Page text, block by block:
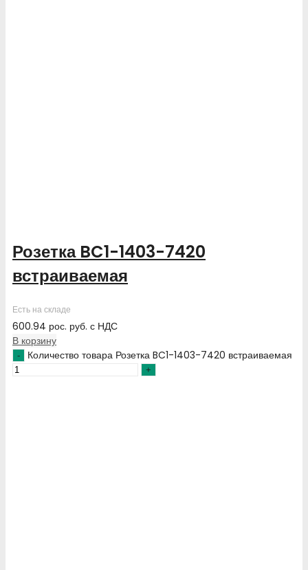
Розетка BC1-1403-7420
встраиваемая
Есть на складе
600.94 рос. руб. с НДС
В корзину
Количество товара Розетка BC1-1403-7420 встраиваемая